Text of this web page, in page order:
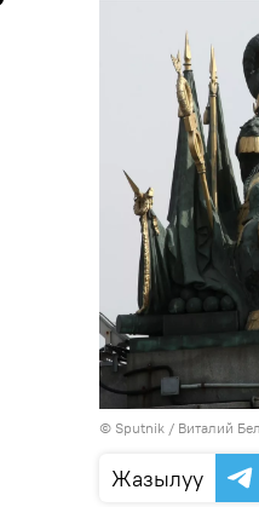
© Sputnik / Виталий
Жазылуу